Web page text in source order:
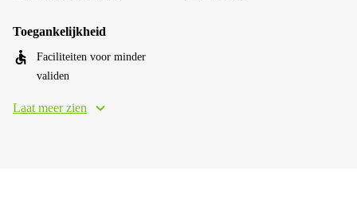
Toegankelijkheid
Faciliteiten voor minder
validen
Laat meer zien